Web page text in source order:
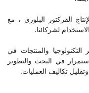
الفركتوز البلوري ، مع
لشركائنا.
والمنتجات في
في البحث والتطوير
تكاليف العمليات.